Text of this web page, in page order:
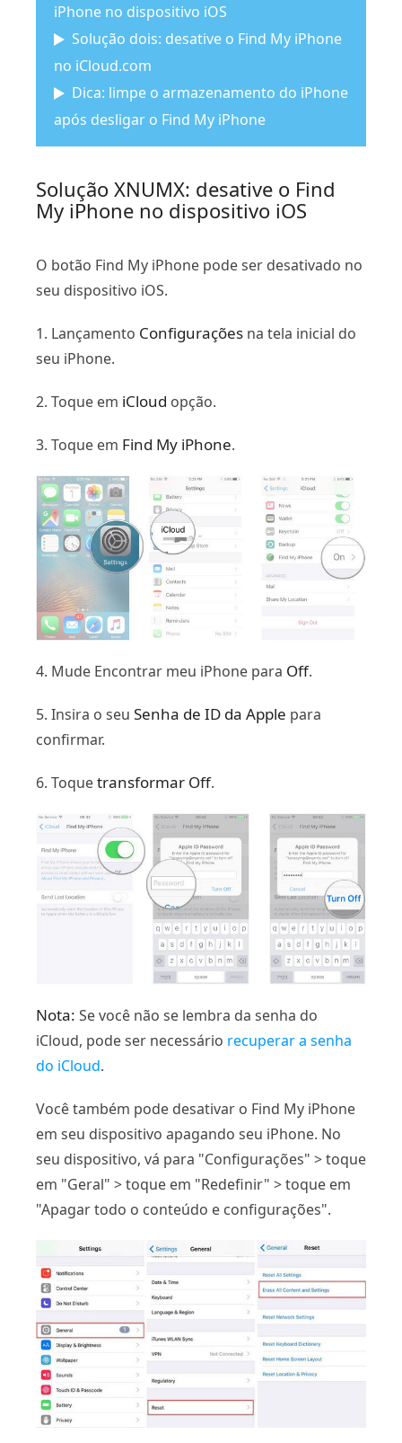
iPhone no dispositivo iOS
Solução dois: desative o Find My iPhone
no iCloud.com
Dica: limpe o armazenamento do iPhone
após desligar o Find My iPhone
Solução XNUMX: desative o Find
My iPhone no dispositivo iOS
O botão Find My iPhone pode ser desativado no
seu dispositivo iOS.
1. Lançamento Configurações na tela inicial do
seu iPhone.
2. Toque em iCloud opção.
3. Toque em Find My iPhone.
4. Mude Encontrar meu iPhone para Off.
5. Insira o seu Senha de ID da Apple para
confirmar.
6. Toquetransformar Off.
Nota: Se você não se lembra da senha do
iCloud, pode ser necessário recuperar a senha
do iCloud.
Você também pode desativar o Find My iPhone
em seu dispositivo apagando seu iPhone. No
seu dispositivo, vá para "Configurações" > toque
em "Geral" > toque em "Redefinir" > toque em
"Apagar todo o conteúdo e configurações".